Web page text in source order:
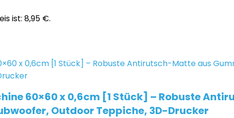
ist: 8,95 €.
60×60 x 0,6cm [1 Stück] – Robuste
Outdoor Teppiche, 3D-Drucker